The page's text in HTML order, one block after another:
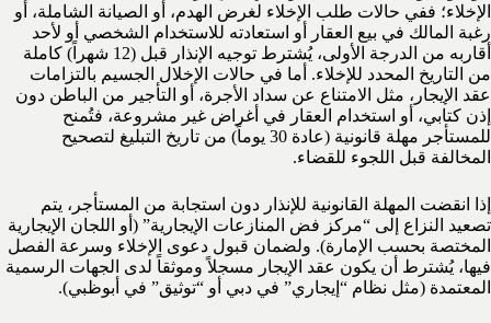
الإخلاء؛ ففي حالات طلب الإخلاء لغرض الهدم، أو الصيانة الشاملة، أو
رغبة المالك في بيع العقار أو استعادته للاستخدام الشخصي أو لأحد
أقاربه من الدرجة الأولى، يُشترط توجيه الإنذار قبل (12 شهراً) كاملة
من التاريخ المحدد للإخلاء. أما في حالات الإخلال الجسيم بالتزامات
عقد الإيجار، مثل الامتناع عن سداد الأجرة، أو التأجير من الباطن دون
إذن كتابي، أو استخدام العقار في أغراض غير مشروعة، فتُمنح
للمستأجر مهلة قانونية (عادة 30 يوماً) من تاريخ التبليغ لتصحيح
المخالفة قبل اللجوء للقضاء.
إذا انقضت المهلة القانونية للإنذار دون استجابة من المستأجر، يتم
تصعيد النزاع إلى “مركز فض المنازعات الإيجارية” (أو اللجان الإيجارية
المختصة بحسب الإمارة). ولضمان قبول دعوى الإخلاء وسرعة الفصل
فيها، يُشترط أن يكون عقد الإيجار مسجلاً وموثقاً لدى الجهات الرسمية
المعتمدة (مثل نظام “إيجاري” في دبي أو “توثيق” في أبوظبي).